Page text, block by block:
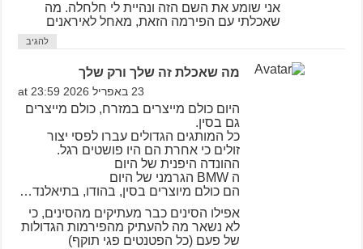
אני שומע את השם הזה ונהיית לי חלחלה. מה
שאכלתי עם הפירמה הזאת, מאחל לאיראנים
להגיב
מה שאכלת זה שלך ורק שלך
23 באפריל 2026 at 23:59
היום כולם מייצרים במזרח, כולם מייצרים
גם בסין.
כל המותגים הגדולים עברו לפסי יצור
זולים כי אחרת הם היו פושטים רגל.
ההונדה היפנית של היום
ה BMW הגרמני של היום
הם כולם מיוצרים בסין, בהודו, בתיאלנד…
אפילו הסינים כבר מעתיקים מהסינים, כי
לא נשאר מה להעתיק מהפירמות הגדולות
של פעם (כל הפטנטים פגי תוקף)